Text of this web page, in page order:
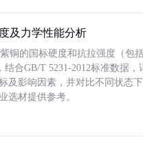
及力学性能分析
铜的国标硬度和抗拉强度（包
结合GB/T 5231-2012标准数据，
及影响因素，并对比不同状态
选材提供参考。